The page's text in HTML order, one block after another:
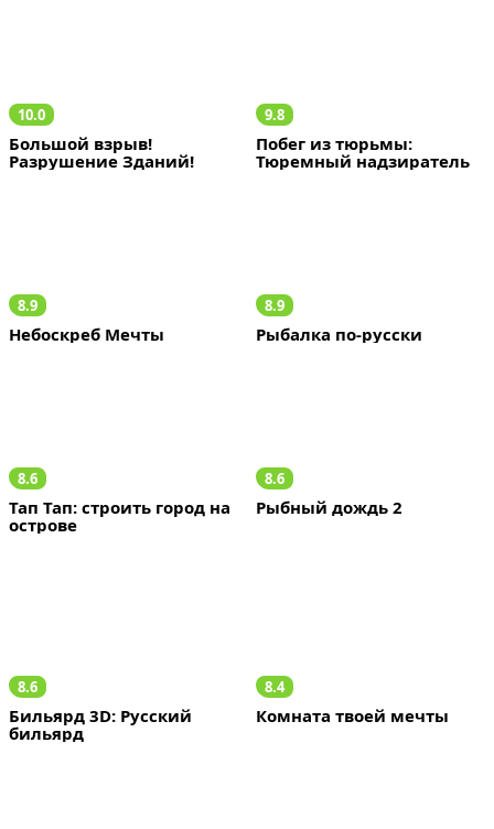
10.0
Большой взрыв!
Разрушение Зданий!
9.8
Побег из тюрьмы:
Тюремный надзиратель
8.9
Небоскреб Мечты
8.9
Рыбалка по-русски
8.6
Тап Тап: строить город на
острове
8.6
Рыбный дождь 2
8.6
Бильярд 3D: Русский
бильярд
8.4
Комната твоей мечты